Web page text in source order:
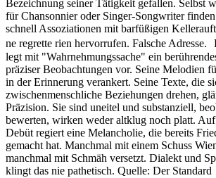
Bezeichnung seiner Tätigkeit gefallen. Selbst
für Chansonnier oder Singer-Songwriter
schnell Assoziationen mit barfüßigen
ne regrette rien hervorrufen. Falsche Adresse.
legt mit "Wahrnehmungssache" ein
präziser Beobachtungen vor. Seine Melodien
in der Erinnerung verankert. Seine Texte, die
zwischenmenschliche Beziehungen drehen,
Präzision. Sie sind uneitel und substanziell,
bewerten, wirken weder altklug noch platt. Auf
Debüt regiert eine Melancholie, die bereits
gemacht hat. Manchmal mit einem Schuss
manchmal mit Schmäh versetzt. Dialekt und
klingt das nie pathetisch. Quelle: Der Standard